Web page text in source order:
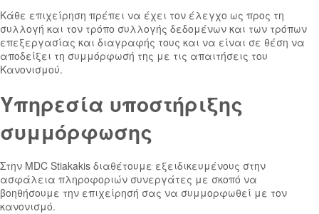
Κάθε επιχείρηση πρέπει να έχει τον έλεγχο ως προς τη
συλλογή και τον τρόπο συλλογής δεδομένων και των τρόπων
επεξεργασίας και διαγραφής τους και να είναι σε θέση να
αποδείξει τη συμμόρφωσή της με τις απαιτήσεις του
Κανονισμού.
Υπηρεσία υποστήριξης
συμμόρφωσης
Στην MDC Stiakakis διαθέτουμε εξειδικευμένους στην
ασφάλεια πληροφοριών συνεργάτες με σκοπό να
βοηθήσουμε την επιχείρησή σας να συμμορφωθεί με τον
κανονισμό.